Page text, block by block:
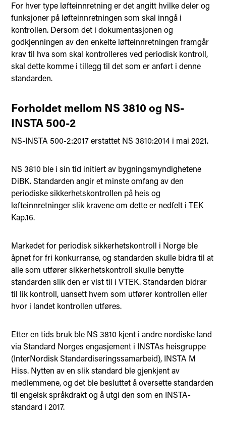
For hver type løfteinnretning er det angitt hvilke deler og
funksjoner på løfteinnretningen som skal inngå i
kontrollen. Dersom det i dokumentasjonen og
godkjenningen av den enkelte løfteinnretningen framgår
krav til hva som skal kontrolleres ved periodisk kontroll,
skal dette komme i tillegg til det som er anført i denne
standarden.
Forholdet mellom NS 3810 og NS-
INSTA 500-2
NS-INSTA 500-2:2017 erstattet NS 3810:2014 i mai 2021.
NS 3810 ble i sin tid initiert av bygningsmyndighetene
DiBK. Standarden angir et minste omfang av den
periodiske sikkerhetskontrollen på heis og
løfteinnretninger slik kravene om dette er nedfelt i TEK
Kap.16.
Markedet for periodisk sikkerhetskontroll i Norge ble
åpnet for fri konkurranse, og standarden skulle bidra til at
alle som utfører sikkerhetskontroll skulle benytte
standarden slik den er vist til i VTEK. Standarden bidrar
til lik kontroll, uansett hvem som utfører kontrollen eller
hvor i landet kontrollen utføres.
Etter en tids bruk ble NS 3810 kjent i andre nordiske land
via Standard Norges engasjement i INSTAs heisgruppe
(InterNordisk Standardiseringssamarbeid), INSTA M
Hiss. Nytten av en slik standard ble gjenkjent av
medlemmene, og det ble besluttet å oversette standarden
til engelsk språkdrakt og å utgi den som en INSTA-
standard i 2017.